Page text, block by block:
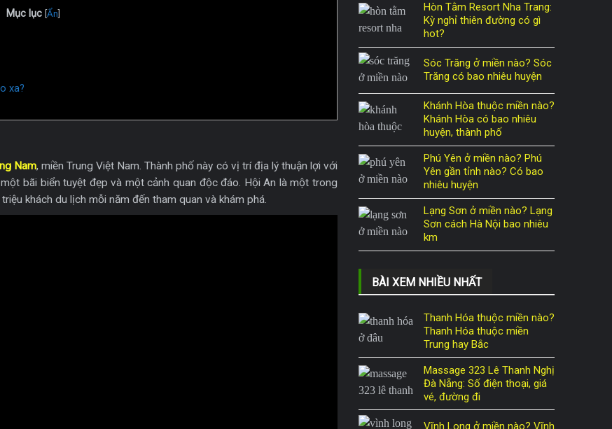
Mục lục Ẩn
xa?
Nam, miền Trung Việt Nam. Thành phố này có vị trí địa lý thuận lợi với
bãi biển tuyệt đẹp và một cảnh quan độc đáo. Hội An là một trong
khách du lịch mỗi năm đến tham quan và khám phá.
Hòn Tằm Resort Nha Trang:
Kỳ nghỉ thiên đường có gì
hot?
Sóc Trăng ở miền nào? Sóc
Trăng có bao nhiêu huyện
Khánh Hòa thuộc miền nào?
Khánh Hòa có bao nhiêu
huyện, thành phố
Phú Yên ở miền nào? Phú
Yên gần tỉnh nào? Có bao
nhiêu huyện
Lạng Sơn ở miền nào? Lạng
Sơn cách Hà Nội bao nhiêu
km
BÀI XEM NHIỀU NHẤT
Thanh Hóa thuộc miền nào?
Thanh Hóa thuộc miền
Trung hay Bắc
Massage 323 Lê Thanh Nghị
Đà Nẵng: Số điện thoại, giá
vé, đường đi
Vĩnh Long ở miền nào? Vĩnh